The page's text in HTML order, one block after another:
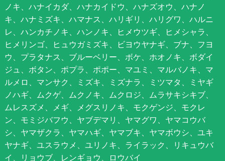
ノキ、ハナイカダ、ハナカイドウ、ハナズオウ、ハナノ
キ、ハナミズキ、ハマナス、ハリギリ、ハリグワ、ハルニ
レ、ハンカチノキ、ハンノキ、ヒメウツギ、ヒメシャラ、
ヒメリンゴ、ヒュウガミズキ、ビヨウヤナギ、ブナ、フヨ
ウ、プラタナス、ブルーベリー、ボケ、ホオノキ、ボダイ
ジュ、ボタン、ポプラ、ポポー、マユミ、マルバノキ、マ
ルメロ、マンサク、ミズキ、ミズナラ、ミツマタ、ミヤギ
ノハギ、ムクゲ、ムクノキ、ムクロジ、ムラサキシキブ、
ムレスズメ、メギ、メグスリノキ、モクゲンジ、モクレ
ン、モミジバフウ、ヤブデマリ、ヤマグワ、ヤマコウバ
シ、ヤマザクラ、ヤマハギ、ヤマブキ、ヤマボウシ、ユキ
ヤナギ、ユスラウメ、ユリノキ、ライラック、リキュウバ
イ、リョウブ、レンギョウ、ロウバイ